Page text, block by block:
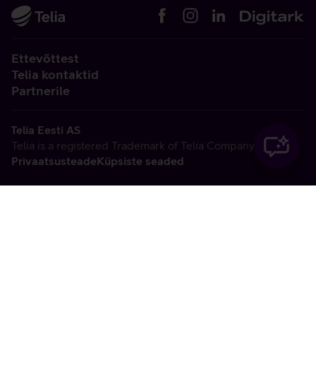
Ettevõttest
Telia kontaktid
Partnerile
Telia Eesti AS
Telia is a registered Trademark of Telia Company AB
PrivaatsusteadeKüpsiste seaded